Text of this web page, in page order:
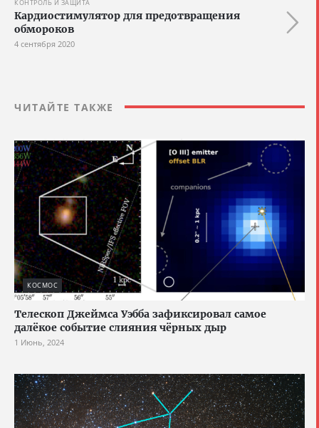
КОНТРОЛЬ И ЗАЩИТА
Кардиостимулятор для предотвращения
обмороков
4 сентября 2020
ЧИТАЙТЕ ТАКЖЕ
КОСМОС
Телескоп Джеймса Уэбба зафиксировал самое
далёкое событие слияния чёрных дыр
1 Июнь, 2024